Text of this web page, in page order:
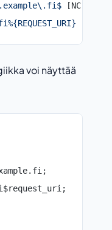
[NC]
voi näyttää